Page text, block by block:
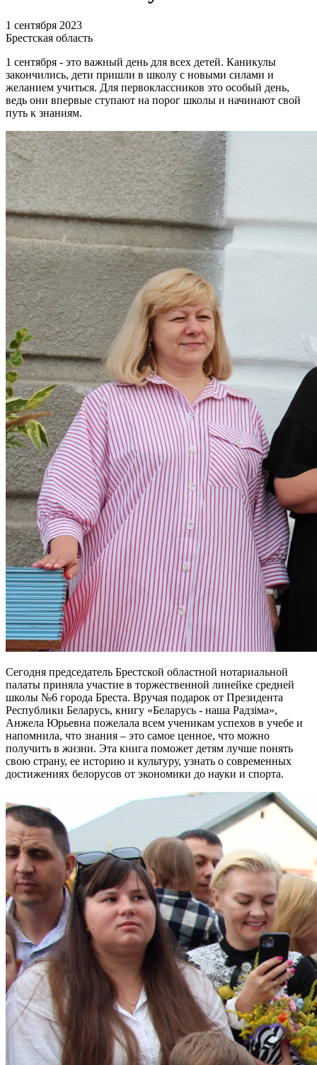
1 сентября 2023
Брестская область
1 сентября - это важный день для всех детей. Каникулы
закончились, дети пришли в школу с новыми силами и
желанием учиться. Для первоклассников это особый день,
ведь они впервые ступают на порог школы и начинают свой
путь к знаниям.
Сегодня председатель Брестской областной нотариальной
палаты приняла участие в торжественной линейке средней
школы №6 города Бреста. Вручая подарок от Президента
Республики Беларусь, книгу «Беларусь - наша Радзіма»,
Анжела Юрьевна пожелала всем ученикам успехов в учебе и
напомнила, что знания – это самое ценное, что можно
получить в жизни. Эта книга поможет детям лучше понять
свою страну, ее историю и культуру, узнать о современных
достижениях белорусов от экономики до науки и спорта.